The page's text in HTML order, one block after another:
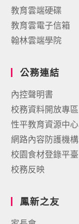
教育雲端硬碟
教育雲電子信箱
翰林雲端學院
公務連結
內控聲明書
校務資料開放專區
性平教育資源中心
網路內容防護機構
校園食材登錄平臺
校務反映
鳳新之友